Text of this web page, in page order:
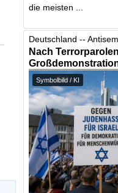
die meisten ...
Deutschland --
Nach
Symbolbild / KI